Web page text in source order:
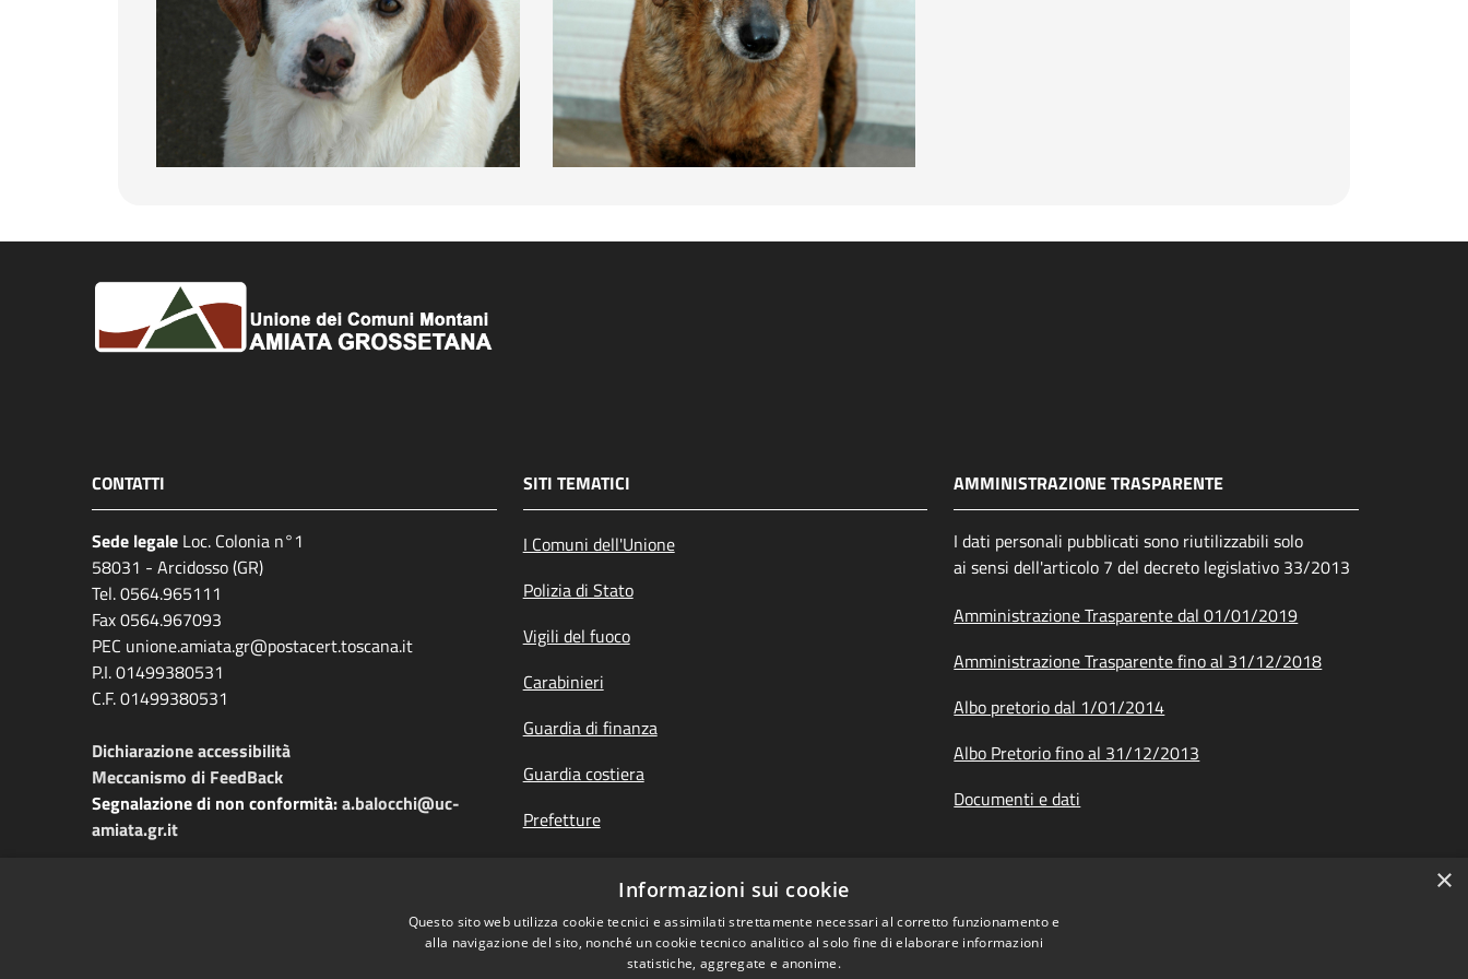
CONTATTI
Sede legale Loc. Colonia n°1
58031 - Arcidosso (GR)
Tel. 0564.965111
Fax 0564.967093
PEC unione.amiata.gr@postacert.toscana.it
P.I. 01499380531
C.F. 01499380531
Dichiarazione accessibilità
Meccanismo di FeedBack
Segnalazione di non conformità:a.balocchi@uc-
amiata.gr.it
SITI TEMATICI
I Comuni dell'Unione
Polizia di Stato
Vigili del fuoco
Carabinieri
Guardia di finanza
Guardia costiera
Prefetture
Your Europe, italiano
AMMINISTRAZIONE TRASPARENTE
I dati personali pubblicati sono riutilizzabili solo
ai sensi dell'articolo 7 del decreto legislativo 33/2013
Amministrazione Trasparente dal 01/01/2019
Amministrazione Trasparente fino al 31/12/2018
Albo pretorio dal 1/01/2014
Albo Pretorio fino al 31/12/2013
Documenti e dati
×
Informazioni sui cookie
Questo sito web utilizza cookie tecnici e assimilati strettamente necessari al corretto funzionamento e
alla navigazione del sito, nonché un cookie tecnico analitico al solo fine di elaborare informazioni
statistiche, aggregate e anonime.